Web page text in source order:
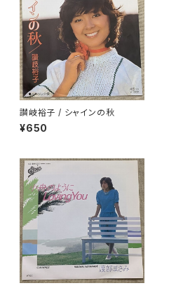
讃岐裕子 / シャインの秋
¥650